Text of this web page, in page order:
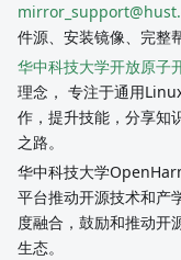
件源、安装镜像、完整
华中科技大学开放原子
理念， 专注于通用
作，提升技能，分享知
之路。
华中科技大学
平台推动开源技术和产
度融合，鼓励和推动开
生态。